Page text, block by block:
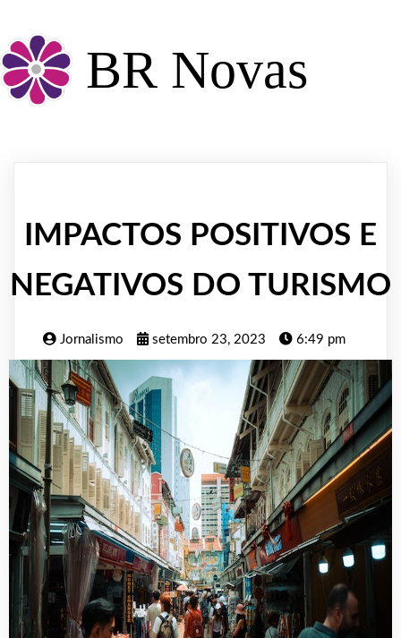
BR Novas
IMPACTOS POSITIVOS E
NEGATIVOS DO TURISMO
Jornalismo setembro 23, 2023 6:49 pm